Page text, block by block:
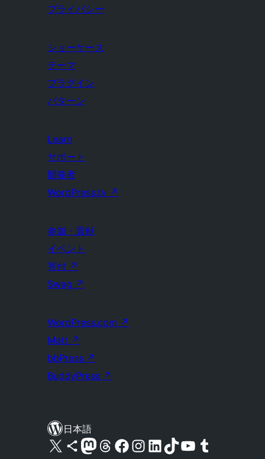
プライバシー
ショーケース
テーマ
プラグイン
パターン
Learn
サポート
開発者
WordPress.tv ↗
参加・貢献
イベント
寄付 ↗
Swag ↗
WordPress.com ↗
Matt ↗
bbPress ↗
BuddyPress ↗
日本語
X (旧 Twitter) アカウントへ Bluesky アカウントへ Mastodon アカウントへ Threads アカウントへ Facebook ページへ Instagram アカウントへ LinkedIn アカウントへTikTok アカウントへ YouTube チャンネルへ Tumblr アカウントへ